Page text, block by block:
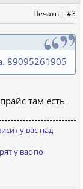
Печать | #3
89095261905
там есть
у ваc над
у вас пo